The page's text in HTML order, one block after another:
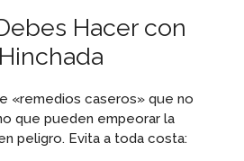
Hacer con
«remedios caseros» que no
que pueden empeorar la
peligro. Evita a toda costa: